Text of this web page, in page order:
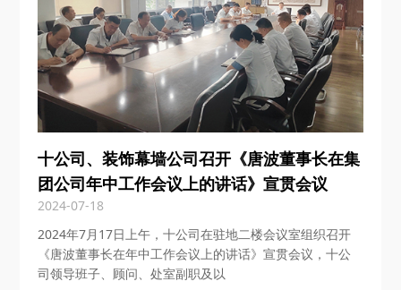
十公司、装饰幕墙公司召开《唐波董事长在集
团公司年中工作会议上的讲话》宣贯会议
2024-07-18
2024年7月17日上午，十公司在驻地二楼会议室组织召开
《唐波董事长在年中工作会议上的讲话》宣贯会议，十公
司领导班子、顾问、处室副职及以